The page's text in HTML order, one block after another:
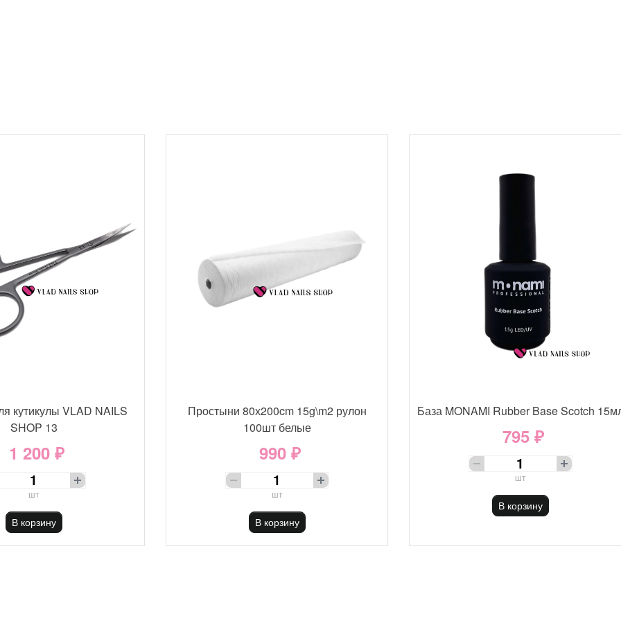
кутикулы VLAD NAILS
SHOP 13
1 200 ₽
шт
В корзину
Простыни 80х200cm 15g\m2 рулон
100шт белые
990 ₽
шт
В корзину
База MONAMI Rubber Base Scotch
795 ₽
шт
В корзину